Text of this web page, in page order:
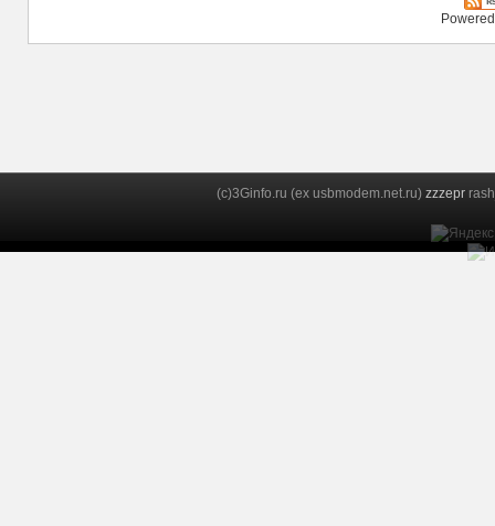
(c)3Ginfo.ru (ex usbmodem.net.ru) zzzepr